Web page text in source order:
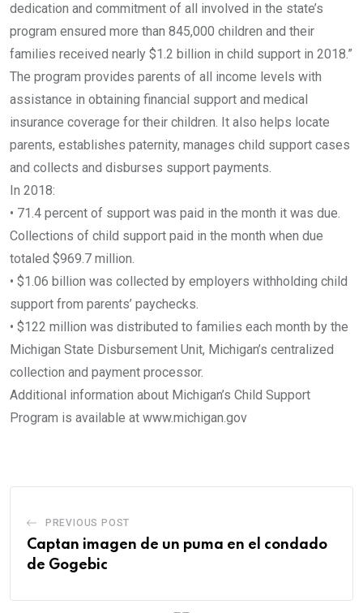
dedication and commitment of all involved in the state’s
program ensured more than 845,000 children and their
families received nearly $1.2 billion in child support in 2018.”
The program provides parents of all income levels with
assistance in obtaining financial support and medical
insurance coverage for their children. It also helps locate
parents, establishes paternity, manages child support cases
and collects and disburses support payments.
In 2018:
• 71.4 percent of support was paid in the month it was due.
Collections of child support paid in the month when due
totaled $969.7 million.
• $1.06 billion was collected by employers withholding child
support from parents’ paychecks.
• $122 million was distributed to families each month by the
Michigan State Disbursement Unit, Michigan’s centralized
collection and payment processor.
Additional information about Michigan’s Child Support
Program is available at www.michigan.gov
PREVIOUS POST
Captan imagen de un puma en el condado
de Gogebic